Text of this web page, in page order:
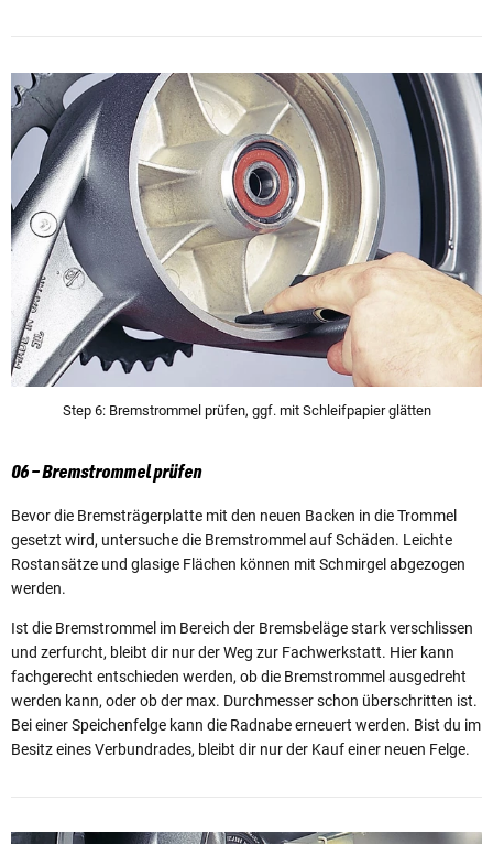
Step 6: Bremstrommel prüfen, ggf. mit Schleifpapier glätten
06 – Bremstrommel prüfen
Bevor die Bremsträgerplatte mit den neuen Backen in die Trommel
gesetzt wird, untersuche die Bremstrommel auf Schäden. Leichte
Rostansätze und glasige Flächen können mit Schmirgel abgezogen
werden.
Ist die Bremstrommel im Bereich der Bremsbeläge stark verschlissen
und zerfurcht, bleibt dir nur der Weg zur Fachwerkstatt. Hier kann
fachgerecht entschieden werden, ob die Bremstrommel ausgedreht
werden kann, oder ob der max. Durchmesser schon überschritten ist.
Bei einer Speichenfelge kann die Radnabe erneuert werden. Bist du im
Besitz eines Verbundrades, bleibt dir nur der Kauf einer neuen Felge.